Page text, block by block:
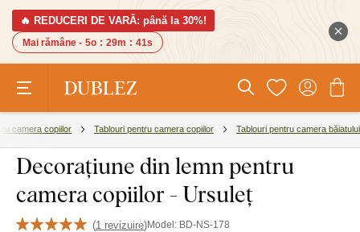
🔥 REDUCERI DE VARĂ: până la 30%!
Mai rămâne - 5o : 29m : 40s
camera copiilor Tablouri pentru camera copiilor Tablouri pentru camera băiatului
Decorațiune din lemn pentru
camera copiilor - Ursuleț
(1 revizuire)Model: BD-NS-178